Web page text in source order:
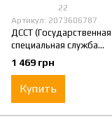
22
Артикул: 2073606787
ДССТ (Государственная
специальная служба
транспорта) XXL / 61-62
1 469 грн
Купить